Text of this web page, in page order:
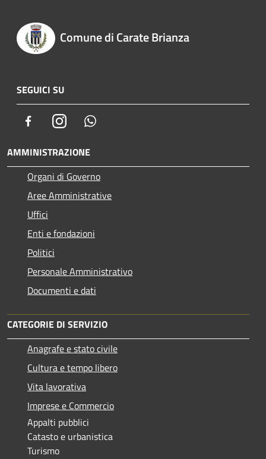
Comune di Carate Brianza
SEGUICI SU
FacebookInstagram
AMMINISTRAZIONE
Organi di Governo
Aree Amministrative
Uffici
Enti e fondazioni
Politici
Personale Amministrativo
Documenti e dati
CATEGORIE DI SERVIZIO
Anagrafe e stato civile
Cultura e tempo libero
Vita lavorativa
Imprese e Commercio
Appalti pubblici
Catasto e urbanistica
Turismo